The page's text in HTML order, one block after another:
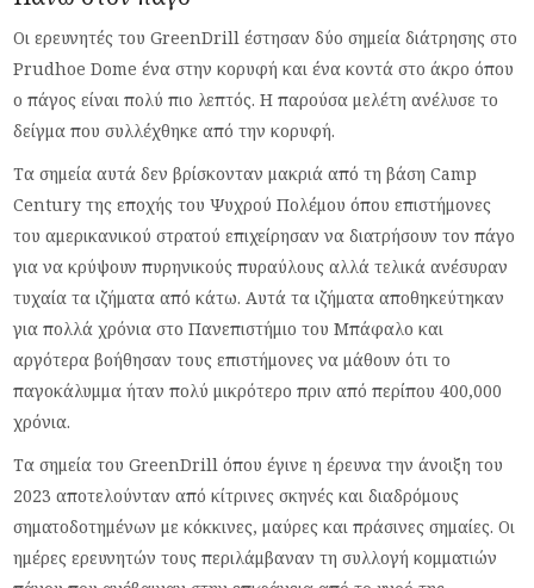
Οι ερευνητές του GreenDrill έστησαν δύο σημεία διάτρησης στο
Prudhoe Dome ένα στην κορυφή και ένα κοντά στο άκρο όπου
ο πάγος είναι πολύ πιο λεπτός. Η παρούσα μελέτη ανέλυσε το
δείγμα που συλλέχθηκε από την κορυφή.
Τα σημεία αυτά δεν βρίσκονταν μακριά από τη βάση Camp
Century της εποχής του Ψυχρού Πολέμου όπου επιστήμονες
του αμερικανικού στρατού επιχείρησαν να διατρήσουν τον πάγο
για να κρύψουν πυρηνικούς πυραύλους αλλά τελικά ανέσυραν
τυχαία τα ιζήματα από κάτω. Αυτά τα ιζήματα αποθηκεύτηκαν
για πολλά χρόνια στο Πανεπιστήμιο του Μπάφαλο και
αργότερα βοήθησαν τους επιστήμονες να μάθουν ότι το
παγοκάλυμμα ήταν πολύ μικρότερο πριν από περίπου 400,000
χρόνια.
Τα σημεία του GreenDrill όπου έγινε η έρευνα την άνοιξη του
2023 αποτελούνταν από κίτρινες σκηνές και διαδρόμους
σηματοδοτημένων με κόκκινες, μαύρες και πράσινες σημαίες. Οι
ημέρες ερευνητών τους περιλάμβαναν τη συλλογή κομματιών